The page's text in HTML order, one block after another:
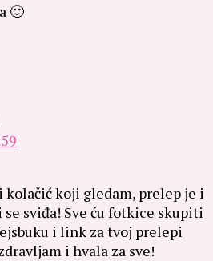
🙂
kolačić koji gledam, prelep je i
sviđa! Sve ću fotkice skupiti
i link za tvoj prelepi
i hvala za sve!